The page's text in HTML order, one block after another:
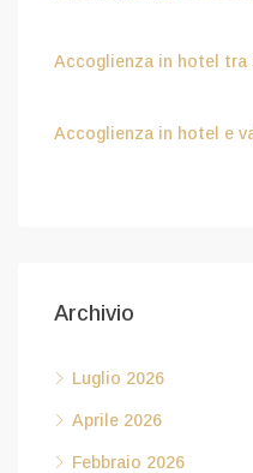
Accoglienza in hotel tra
Accoglienza in hotel e
Archivio
Luglio 2026
Aprile 2026
Febbraio 2026